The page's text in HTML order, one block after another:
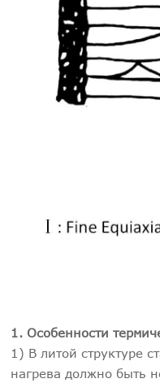
1. Особенности
1) В литой структуре
нагрева должно быть